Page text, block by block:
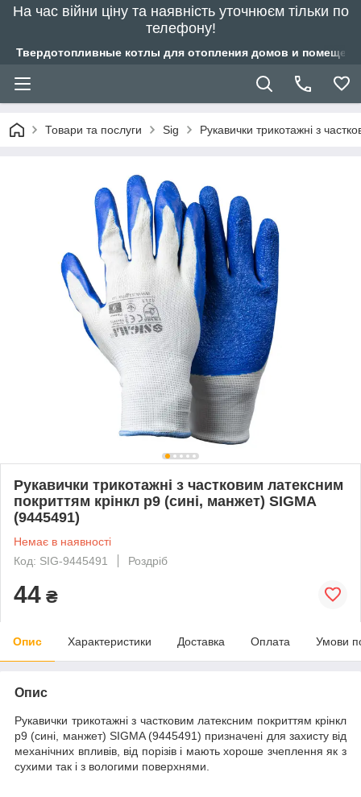
На час війни ціну та наявність уточнюєм тільки по
телефону!
Твердотопливные котлы для отопления домов и
Товари та послуги Sig Рукавички трикотажні з
Рукавички трикотажні з частковим латексним
покриттям крінкл р9 (сині, манжет) SIGMA
(9445491)
Немає в наявності
Код: SIG-9445491
Роздріб
44 ₴
Опис Характеристики Доставка Оплата Умови
Опис
Рукавички трикотажні з частковим латексним покриттям крінкл
р9 (сині, манжет) SIGMA (9445491) призначені для захисту від
механічних впливів, від порізів і мають хороше зчеплення як з
сухими так і з вологими поверхнями.